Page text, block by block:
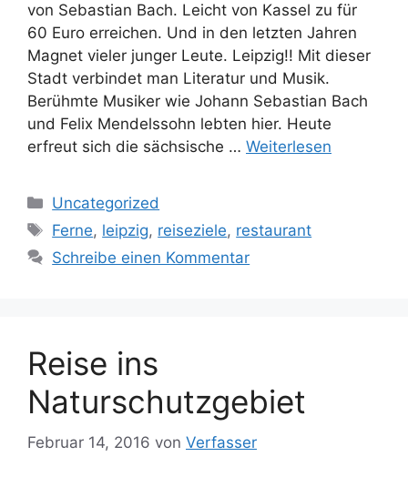
von Sebastian Bach. Leicht von Kassel zu für
60 Euro erreichen. Und in den letzten Jahren
Magnet vieler junger Leute. Leipzig!! Mit dieser
Stadt verbindet man Literatur und Musik.
Berühmte Musiker wie Johann Sebastian Bach
und Felix Mendelssohn lebten hier. Heute
erfreut sich die sächsische … Weiterlesen
Kategorien
Uncategorized
Schlagwörter
Ferne, leipzig, reiseziele, restaurant
Schreibe einen Kommentar
Reise ins
Naturschutzgebiet
Februar 14, 2016 von Verfasser